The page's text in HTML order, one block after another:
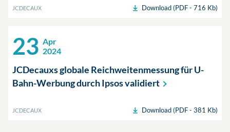
JCDECAUX Download (PDF - 716 Kb)
23 Apr
2024
JCDecauxs globale Reichweitenmessung für U-
Bahn-Werbung durch Ipsosvalidiert
JCDECAUX Download (PDF - 381 Kb)